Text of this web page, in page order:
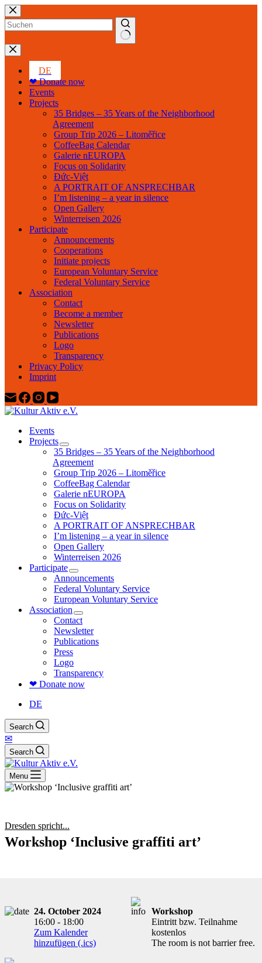
Skip
to
content
No
results
DE
❤ Donate now
Events
Projects
35 Bridges – 35 Years of the Neighborhood
Agreement
Group Trip 2026 – Litoměřice
CoffeeBag Calendar
Galerie nEUROPA
Focus on Solidarity
Đức-Việt
A PORTRAIT OF ANSPRECHBAR
I’m listening – a year in silence
Open Gallery
Winterreisen 2026
Participate
Announcements
Cooperations
Initiate projects
European Voluntary Service
Federal Voluntary Service
Association
Contact
Become a member
Newsletter
Publications
Logo
Transparency
Privacy Policy
Imprint
Events
Projects
35 Bridges – 35 Years of the Neighborhood
Agreement
Group Trip 2026 – Litoměřice
CoffeeBag Calendar
Galerie nEUROPA
Focus on Solidarity
Đức-Việt
A PORTRAIT OF ANSPRECHBAR
I’m listening – a year in silence
Open Gallery
Winterreisen 2026
Participate
Announcements
Federal Voluntary Service
European Voluntary Service
Association
Contact
Newsletter
Publications
Press
Logo
Transparency
❤ Donate now
DE
Search
✉
Search
Menu
Dresden spricht...
Workshop ‘Inclusive graffiti art’
24. October 2024
16:00 - 18:00
Zum Kalender
hinzufügen (.ics)
Workshop
Eintritt bzw. Teilnahme
kostenlos
The room is not barrier free.